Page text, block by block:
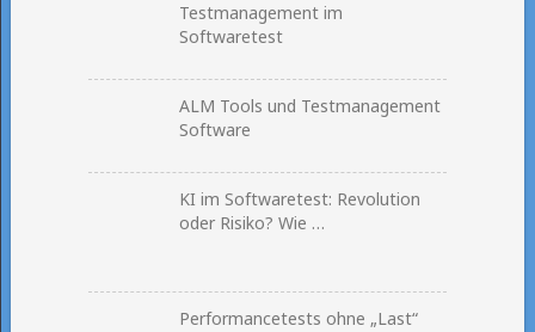
Testmanagement im
Softwaretest
ALM Tools und Testmanagement
Software
KI im Softwaretest: Revolution
oder Risiko? Wie …
Performancetests ohne „Last“